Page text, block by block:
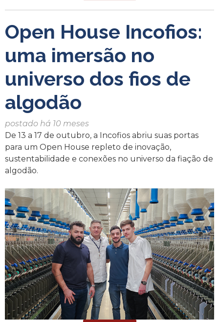
Open House Incofios:
uma imersão no
universo dos fios de
algodão
postado há 10 meses
De 13 a 17 de outubro, a Incofios abriu suas portas
para um Open House repleto de inovação,
sustentabilidade e conexões no universo da fiação de
algodão.